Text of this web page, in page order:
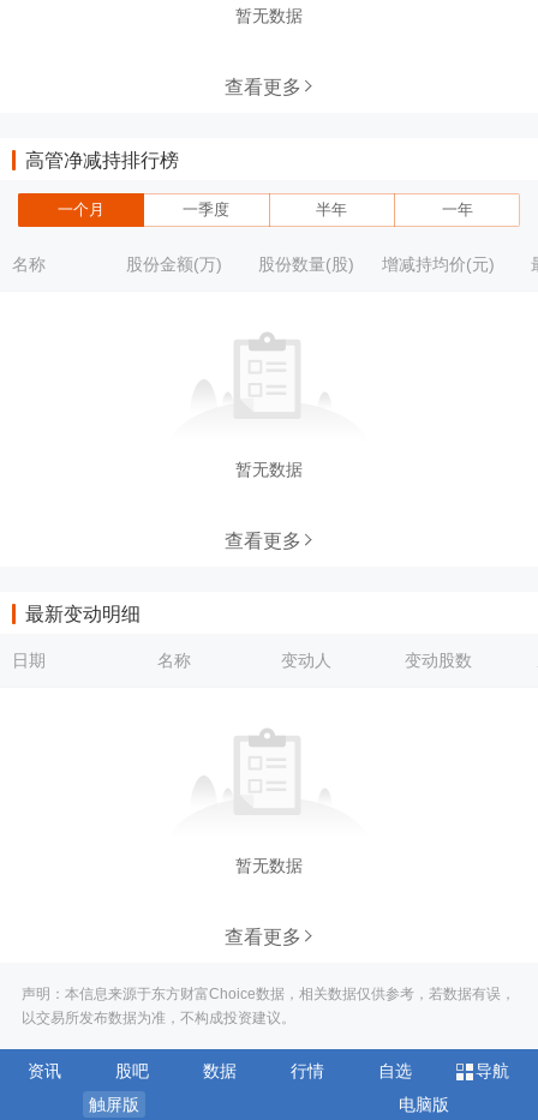
暂无数据
查看更多
高管净减持排行榜
一个月 一季度 半年 一年
名称 股份金额(万) 股份数量(股) 增减持均价(元)
暂无数据
查看更多
最新变动明细
日期 名称 变动人 变动股数
暂无数据
查看更多
声明：本信息来源于东方财富Choice数据，相关数据仅供参考，若数据有误，
以交易所发布数据为准，不构成投资建议。
资讯 股吧 数据 行情 自选
导航
触屏版
电脑版